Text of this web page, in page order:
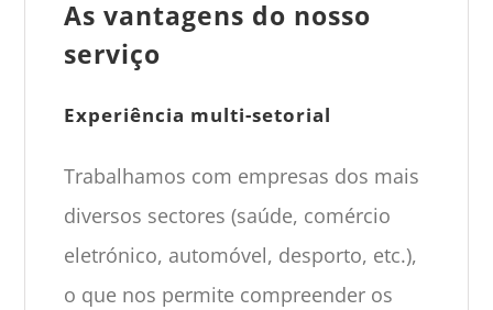
As vantagens do nosso
serviço
Experiência multi-setorial
Trabalhamos com empresas dos mais
diversos sectores (saúde, comércio
eletrónico, automóvel, desporto, etc.),
o que nos permite compreender os